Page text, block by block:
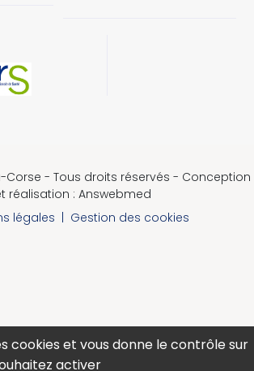
Corse - Tous droits réservés - Conception
réalisation : Answebmed
légales
Gestion des cookies
cookies et vous donne le contrôle sur
activer